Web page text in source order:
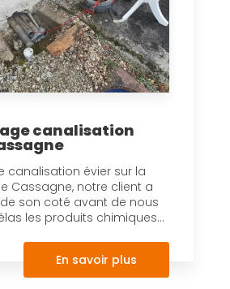
canalisation
canalisation évier sur la
Cassagne, notre client a
son coté avant de nous
les produits chimiques...
En savoir plus